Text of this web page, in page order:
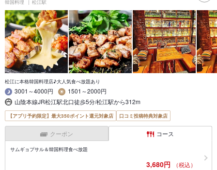
韓国料理 松江駅
松江に本格韓国料理店♪大人気食べ放題あり
3001～4000円
1501～2000円
山陰本線JR松江駅北口徒歩5分/松江駅から312m
【アプリ予約限定】最大350ポイント還元対象店 口コミ投稿特典対象店
クーポン コース
サムギョプサル＆韓国料理食べ放題
3,680円 （税込）